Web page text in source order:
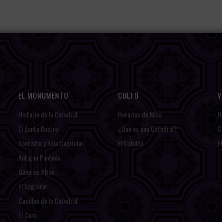
EL MONUMENTO
Historia de la Catedral
El Santo Rostro
Sacristía y Sala Capitular
Antiguo Panteón
Galerías Altas
El Sagrario
Capillas de la Catedral
El Coro
CULTO
Horarios de Misa
¿Qué es una Catedral?
El Cabildo